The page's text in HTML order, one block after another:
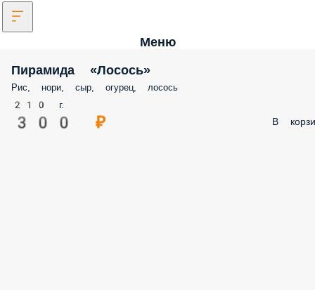
Меню
Пирамида «Лосось»
Рис, нори, сыр, огурец, лосось
210 г.
300 ₽ В